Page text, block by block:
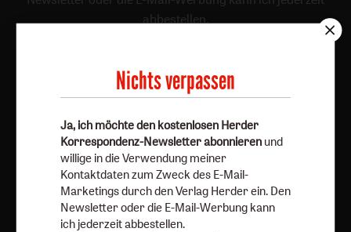
abbestellen.
erfasst und ausgewertet wird, um die Inhalte besser auf
meine Interessen auszurichten. Über einen Link in
Newsletter oder E-Mail kann ich diese Funktion jederzeit
ausschalten.
Weiterführende Informationen finden Sie in unseren
Datenschutzhinweisen.
Nichts verpassen
Ja, ich möchte den kostenlosen Herder
Korrespondenz-Newsletter abonnieren und
willige in die Verwendung meiner
Kontaktdaten zum Zweck des E-Mail-
Marketings durch den Verlag Herder ein. Den
Newsletter oder die E-Mail-Werbung kann
ich jederzeit abbestellen.